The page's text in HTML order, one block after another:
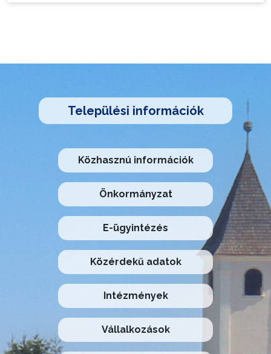
Települési információk
Közhasznú információk
Önkormányzat
E-ügyintézés
Közérdekű adatok
Intézmények
Vállalkozások